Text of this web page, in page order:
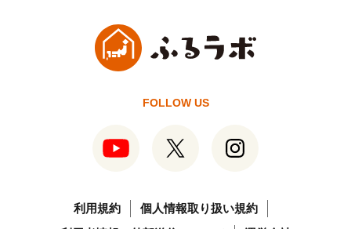
FOLLOW US
利用規約
個人情報取り扱い規約